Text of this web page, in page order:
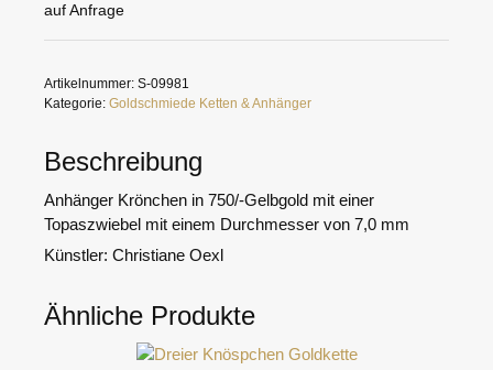
auf Anfrage
Artikelnummer: S-09981
Kategorie: Goldschmiede Ketten & Anhänger
Beschreibung
Anhänger Krönchen in 750/-Gelbgold mit einer
Topaszwiebel mit einem Durchmesser von 7,0 mm
Künstler: Christiane Oexl
Ähnliche Produkte